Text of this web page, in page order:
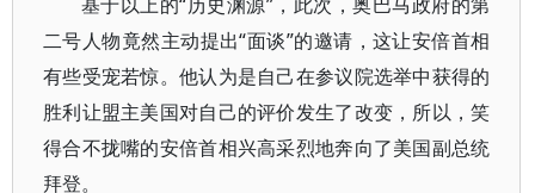
二号人物竟然主动提出“面谈”的邀请，这让安倍首相
有些受宠若惊。他认为是自己在参议院选举中获得的
胜利让盟主美国对自己的评价发生了改变，所以，笑
得合不拢嘴的安倍首相兴高采烈地奔向了美国副总统
拜登。